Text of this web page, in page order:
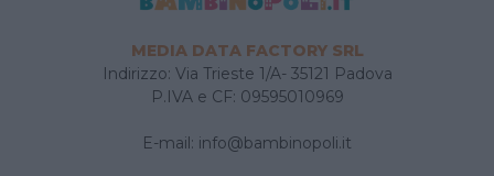
MEDIA DATA FACTORY SRL
Indirizzo: Via Trieste 1/A- 35121 Padova
P.IVA e CF: 09595010969
E-mail: info@bambinopoli.it